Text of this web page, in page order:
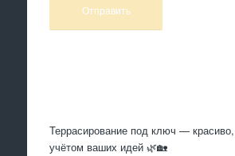
Террасирование под ключ —
учётом ваших идей 🌿🏡